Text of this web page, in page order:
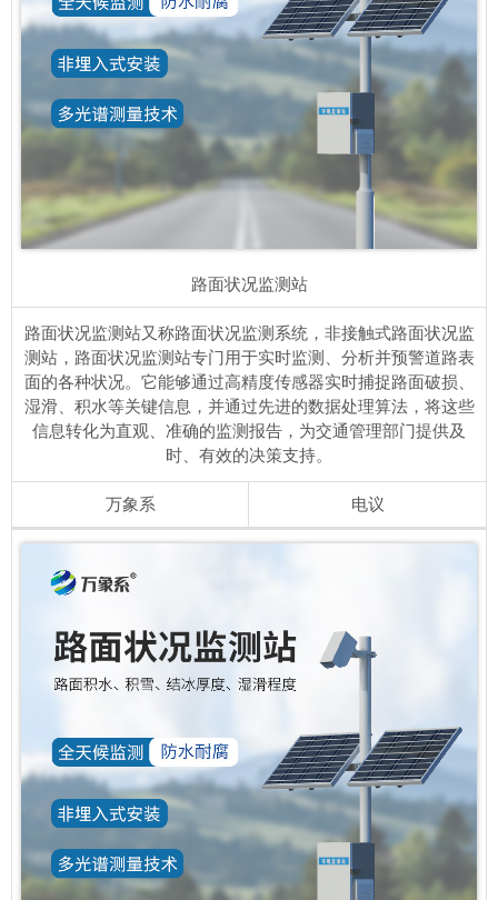
路面状况监测站
路面状况监测站又称路面状况监测系统，非接触式路面状况监
测站，路面状况监测站专门用于实时监测、分析并预警道路表
面的各种状况。它能够通过高精度传感器实时捕捉路面破损、
湿滑、积水等关键信息，并通过先进的数据处理算法，将这些
信息转化为直观、准确的监测报告，为交通管理部门提供及
时、有效的决策支持。
万象系 电议